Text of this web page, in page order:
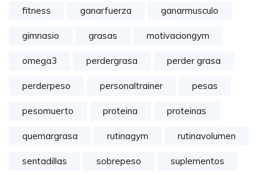
fitness ganarfuerza ganarmusculo
gimnasio grasas motivaciongym
omega3 perdergrasa perder grasa
perderpeso personaltrainer pesas
pesomuerto proteina proteinas
quemargrasa rutinagym rutinavolumen
sentadillas sobrepeso suplementos